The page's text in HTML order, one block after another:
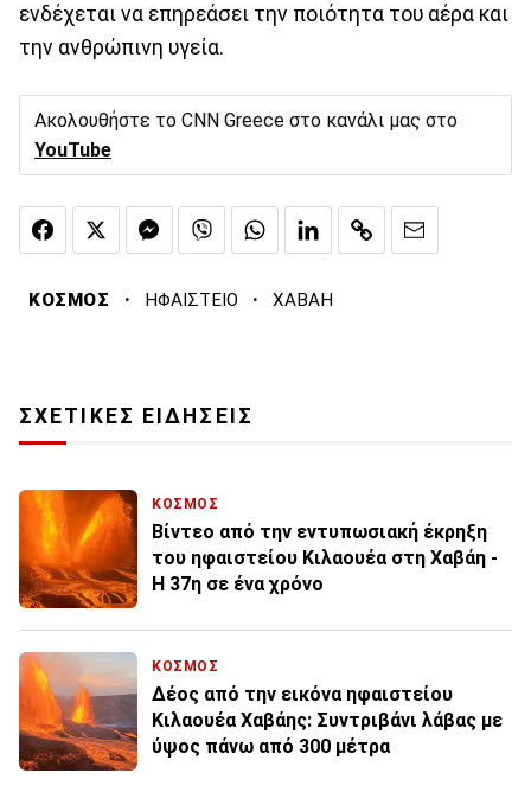
ενδέχεται να επηρεάσει την ποιότητα του αέρα και
την ανθρώπινη υγεία.
Ακολουθήστε το CNN Greece στο κανάλι μας στο
YouTube
ΚΟΣΜΟΣ · ΗΦΑΙΣΤΕΙΟ · ΧΑΒΑΗ
ΣΧΕΤΙΚΕΣ ΕΙΔΗΣΕΙΣ
ΚΟΣΜΟΣ
Βίντεο από την εντυπωσιακή έκρηξη
του ηφαιστείου Κιλαουέα στη Χαβάη -
H 37η σε ένα χρόνο
ΚΟΣΜΟΣ
Δέος από την εικόνα ηφαιστείου
Κιλαουέα Χαβάης: Συντριβάνι λάβας με
ύψος πάνω από 300 μέτρα